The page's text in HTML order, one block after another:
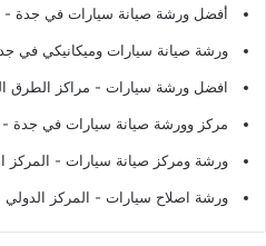
أفضل ورشة صيانة سيارات في جدة -
ورشة صيانة سيارات وميكانيكي في
افضل ورشة سيارات - مراكز الطرق
مركز وورشة صيانة سيارات في جدة -
ورشة ومركز صيانة سيارات - المركز
ورشة اصلاح سيارات - المركز الدولي